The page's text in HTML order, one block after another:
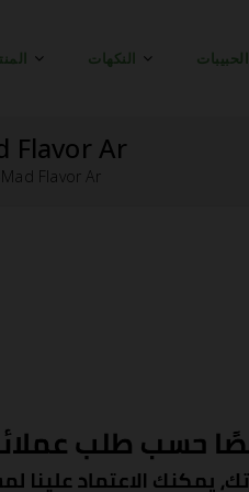
النكهات الحبيبات
Flavor Ar
Flavor Ar